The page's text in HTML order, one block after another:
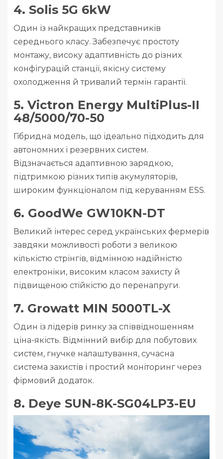
4. Solis 5G 6kW
Один із найкращих представників
середнього класу. Забезпечує простоту
монтажу, високу адаптивність до різних
конфігурацій станції, якісну систему
охолодження й тривалий термін гарантії.
5. Victron Energy MultiPlus-II
48/5000/70-50
Гібридна модель, що ідеально підходить для
автономних і резервних систем.
Відзначається адаптивною зарядкою,
підтримкою різних типів акумуляторів,
широким функціоналом під керуванням ESS.
6. GoodWe GW10KN-DT
Великий інтерес серед українських фермерів
завдяки можливості роботи з великою
кількістю стрінгів, відмінною надійністю
електроніки, високим класом захисту й
підвищеною стійкістю до перенапруги.
7. Growatt MIN 5000TL-X
Один із лідерів ринку за співвідношенням
ціна-якість. Відмінний вибір для побутових
систем, гнучке налаштування, сучасна
система захистів і простий моніторинг через
фірмовий додаток.
8. Deye SUN-8K-SG04LP3-EU